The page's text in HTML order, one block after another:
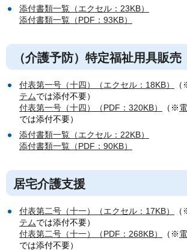
添付書類一覧（エクセル：23KB）
添付書類一覧（PDF：93KB）
（介護予防）特定福祉用具販売
付表第一号（十四）（エクセル：18KB）
テムでは添付不要）
付表第一号（十四）（PDF：320KB）
（※
では添付不要）
添付書類一覧（エクセル：22KB）
添付書類一覧（PDF：90KB）
居宅介護支援
付表第二号（十一）（エクセル：17KB）
テムでは添付不要）
付表第二号（十一）（PDF：268KB）
（※
では添付不要）